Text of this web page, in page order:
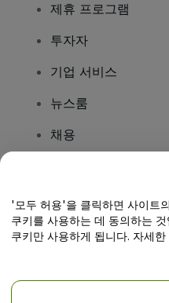
제휴 프로그램
투자자
기업 서비스
뉴스룸
채용
도움말 센터 / 문의
'모두 허용'을 클릭하면 사이트
쿠키를 사용하는 데 동의하는
쿠키만 사용하게 됩니다. 자세한